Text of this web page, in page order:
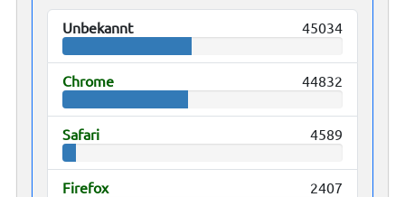
Unbekannt 45034
Chrome 44832
Safari 4589
Firefox 2407